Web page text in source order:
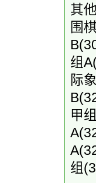
其
围
B
组A
际
B
甲组
A
A
组